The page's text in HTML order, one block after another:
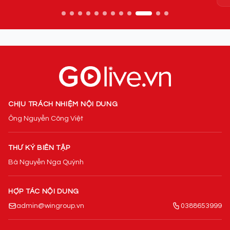
CHỊU TRÁCH NHIỆM NỘI DUNG
Ông Nguyễn Công Việt
THƯ KÝ BIÊN TẬP
Bà Nguyễn Nga Quỳnh
HỢP TÁC NỘI DUNG
admin@wingroup.vn
0388653999